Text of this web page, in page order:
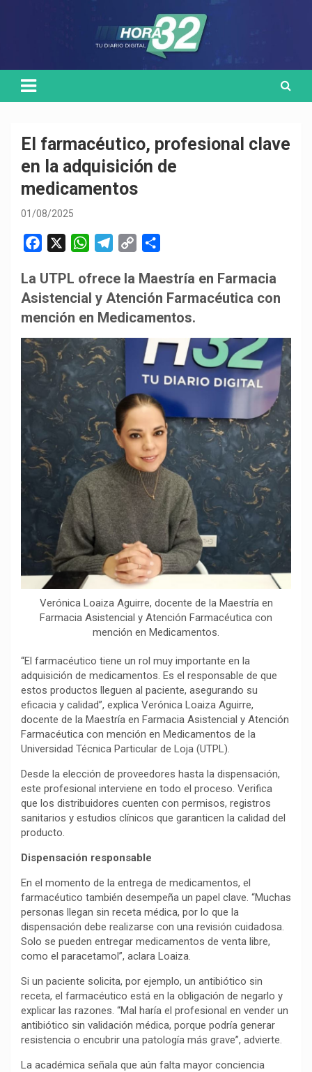
El farmacéutico, profesional clave
en la adquisición de
medicamentos
01/08/2025
c
e
b
o
k
W
a
t
s
p
l
e
g
a
m
p
y
L
m
p
a
t
La UTPL ofrece la Maestría en Farmacia
Asistencial y Atención Farmacéutica con
mención en Medicamentos.
Verónica Loaiza Aguirre, docente de la Maestría en
Farmacia Asistencial y Atención Farmacéutica con
mención en Medicamentos.
“El farmacéutico tiene un rol muy importante en la
adquisición de medicamentos. Es el responsable de que
estos productos lleguen al paciente, asegurando su
eficacia y calidad”, explica Verónica Loaiza Aguirre,
docente de la Maestría en Farmacia Asistencial y Atención
Farmacéutica con mención en Medicamentos de la
Universidad Técnica Particular de Loja (UTPL).
Desde la elección de proveedores hasta la dispensación,
este profesional interviene en todo el proceso. Verifica
que los distribuidores cuenten con permisos, registros
sanitarios y estudios clínicos que garanticen la calidad del
producto.
Dispensación responsable
En el momento de la entrega de medicamentos, el
farmacéutico también desempeña un papel clave. “Muchas
personas llegan sin receta médica, por lo que la
dispensación debe realizarse con una revisión cuidadosa.
Solo se pueden entregar medicamentos de venta libre,
como el paracetamol”, aclara Loaiza.
Si un paciente solicita, por ejemplo, un antibiótico sin
receta, el farmacéutico está en la obligación de negarlo y
explicar las razones. “Mal haría el profesional en vender un
antibiótico sin validación médica, porque podría generar
resistencia o encubrir una patología más grave”, advierte.
La académica señala que aún falta mayor conciencia